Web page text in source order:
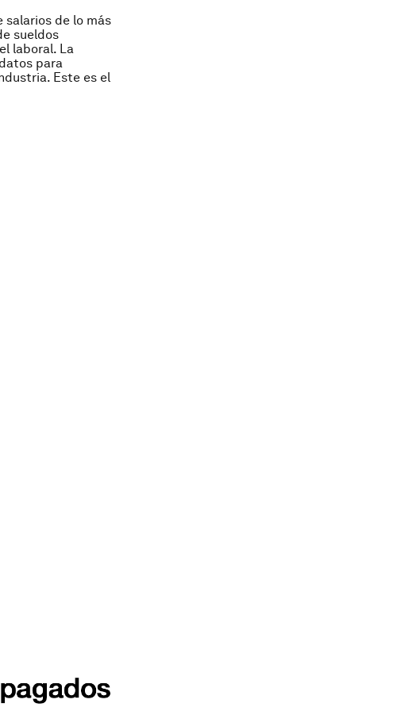
de lo más
sueldos
laboral. La
para
Este es el